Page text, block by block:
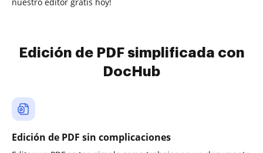
Edición de PDF simplificada con
DocHub
Edición de PDF sin complicaciones